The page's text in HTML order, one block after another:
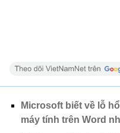
Microsoft biết về lỗ
máy tính trên Word